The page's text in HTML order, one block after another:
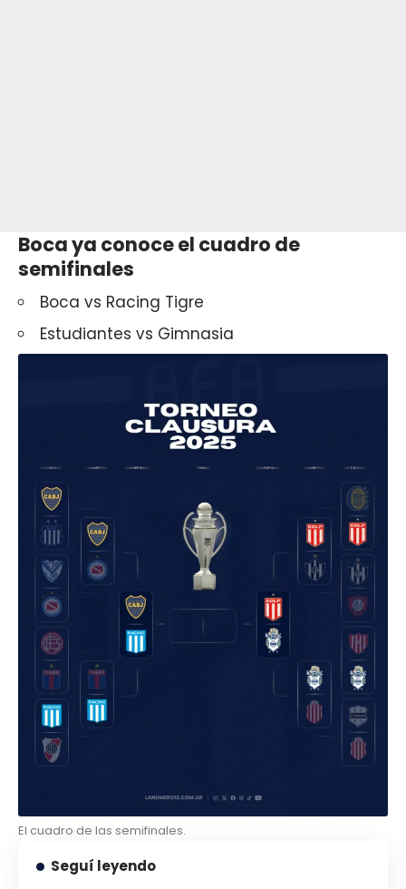
Boca ya conoce el cuadro de
semifinales
Boca vs Racing Tigre
Estudiantes vs Gimnasia
El cuadro de las semifinales.
Seguí leyendo